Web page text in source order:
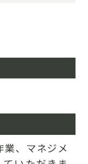
、マネジメ